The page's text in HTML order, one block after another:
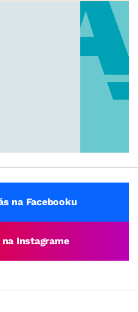
na Facebooku
Instagrame